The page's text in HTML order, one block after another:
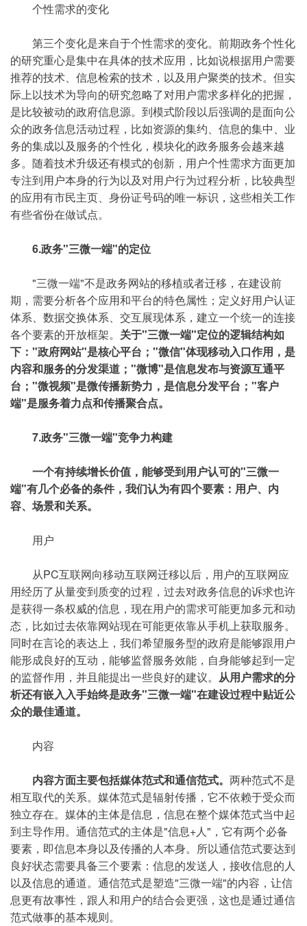
个性需求的变化
第三个变化是来自于个性需求的变化。前期政务个性化
的研究重心是集中在具体的技术应用，比如说根据用户需要
推荐的技术、信息检索的技术，以及用户聚类的技术。但实
际上以技术为导向的研究忽略了对用户需求多样化的把握，
是比较被动的政府信息源。到模式阶段以后强调的是面向公
众的政务信息活动过程，比如资源的集约、信息的集中、业
务的集成以及服务的个性化，模块化的政务服务会越来越
多。随着技术升级还有模式的创新，用户个性需求方面更加
专注到用户本身的行为以及对用户行为过程分析，比较典型
的应用有市民主页、身份证号码的唯一标识，这些相关工作
有些省份在做试点。
6.政务"三微一端"的定位
"三微一端"不是政务网站的移植或者迁移，在建设前
期，需要分析各个应用和平台的特色属性；定义好用户认证
体系、数据交换体系、交互展现体系，建立一个统一的连接
各个要素的开放框架。 关于"三微一端"定位的逻辑结构如
下："政府网站"是核心平台；"微信"体现移动入口作用，是
内容和服务的分发渠道；"微博"是信息发布与资源互通平
台；"微视频"是微传播新势力，是信息分发平台；"客户
端"是服务着力点和传播聚合点。
7.政务"三微一端"竞争力构建
一个有持续增长价值，能够受到用户认可的"三微一
端"有几个必备的条件，我们认为有四个要素：用户、内
容、场景和关系。
用户
从PC互联网向移动互联网迁移以后，用户的互联网应
用经历了从量变到质变的过程，过去对政务信息的诉求也许
是获得一条权威的信息，现在用户的需求可能更加多元和动
态，比如过去依靠网站现在可能更依靠从手机上获取服务。
同时在言论的表达上，我们希望服务型的政府是能够跟用户
能形成良好的互动，能够监督服务效能，自身能够起到一定
的监督作用，并且能提出一些良好的建议。 从用户需求的分
析还有嵌入入手始终是政务"三微一端"在建设过程中贴近公
众的最佳通道。
内容
内容方面主要包括媒体范式和通信范式。 两种范式不是
相互取代的关系。媒体范式是辐射传播，它不依赖于受众而
独立存在。媒体的主体是信息，信息在整个媒体范式当中起
到主导作用。通信范式的主体是"信息+人"，它有两个必备
要素，即信息本身以及传播的人本身。所以通信范式要达到
良好状态需要具备三个要素：信息的发送人，接收信息的人
以及信息的通道。通信范式是塑造"三微一端"的内容，让信
息更有故事性，跟人和用户的结合会更强，这也是通过通信
范式做事的基本规则。